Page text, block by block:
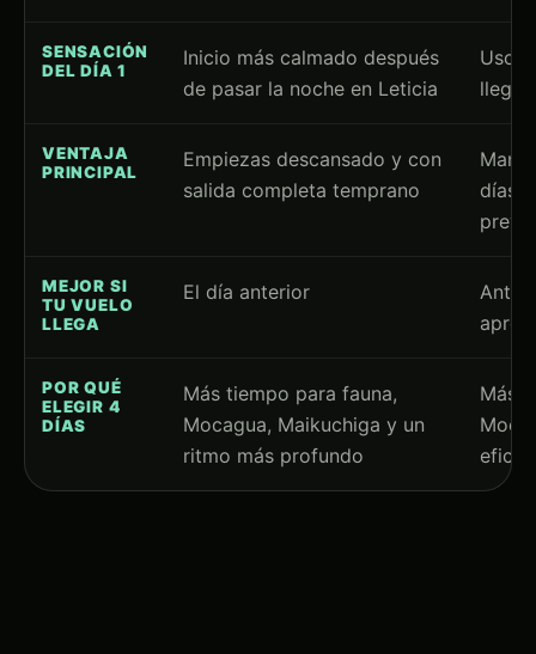
SENSACIÓN
DEL DÍA 1
Inicio más calmado después
de pasar la noche en Leticia
Uso
VENTAJA
PRINCIPAL
Empiezas descansado y con
salida completa temprano
días
MEJOR SI
TU VUELO
LLEGA
El día anterior
POR QUÉ
ELEGIR 4
DÍAS
Más tiempo para fauna,
Mocagua, Maikuchiga y un
ritmo más profundo
Más